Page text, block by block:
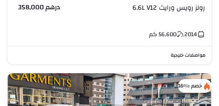
رولز رويس ورايث 6.6L V12 درهم 358,000
2014
56,600كم
مواصفات خليجية
خصم %16